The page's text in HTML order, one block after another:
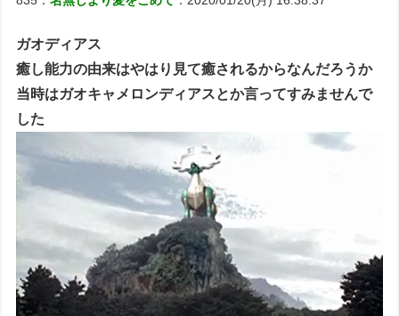
ガオディアス
癒し能力の由来はやはり見て癒されるからなんだろうか
当時はガオキャメロンディアスとか言ってすみませんで
した